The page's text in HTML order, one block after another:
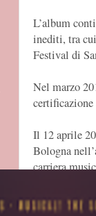
L’album
inediti, tra
Festival di
Nel marzo
Il 12 aprile
Bologna
carriera